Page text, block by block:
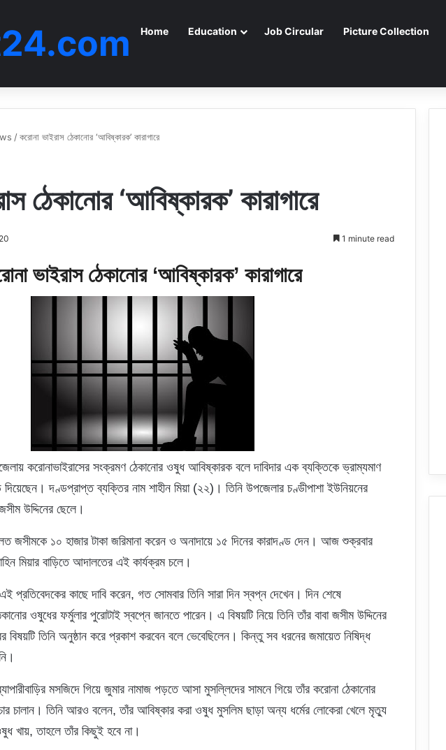
Home Education Job Circular Picture Collection
/করোনা ভাইরাস ঠেকানোর ‘আবিষ্কারক’ কারাগারে
ঠেকানোর ‘আবিষ্কারক’ কারাগারে
1 minute read
ভাইরাস ঠেকানোর ‘আবিষ্কারক’ কারাগারে
করোনাভাইরাসের সংক্রমণ ঠেকানোর ওষুধ আবিষ্কারক বলে দাবিদার এক ব্যক্তিকে ভ্রাম্যমাণ
দণ্ডপ্রাপ্ত ব্যক্তির নাম শাহীন মিয়া (২২)। তিনি উপজেলার চণ্ডীপাশা ইউনিয়নের
উদ্দিনের ছেলে।
জসীমকে ১০ হাজার টাকা জরিমানা করেন ও অনাদায়ে ১৫ দিনের কারাদণ্ড দেন। আজ শুক্রবার
মিয়ার বাড়িতে আদালতের এই কার্যক্রম চলে।
প্রতিবেদকের কাছে দাবি করেন, গত সোমবার তিনি সারা দিন স্বপ্ন দেখেন। দিন শেষে
ওষুধের ফর্মুলার পুরোটাই স্বপ্নে জানতে পারেন। এ বিষয়টি নিয়ে তিনি তাঁর বাবা জসীম উদ্দিনের
বিষয়টি তিনি অনুষ্ঠান করে প্রকাশ করবেন বলে ভেবেছিলেন। কিন্তু সব ধরনের জমায়েত নিষিদ্ধ
মসজিদে গিয়ে জুমার নামাজ পড়তে আসা মুসল্লিদের সামনে গিয়ে তাঁর করোনা ঠেকানোর
চালান। তিনি আরও বলেন, তাঁর আবিষ্কার করা ওষুধ মুসলিম ছাড়া অন্য ধর্মের লোকেরা খেলে মৃত্যু
খায়, তাহলে তাঁর কিছুই হবে না।